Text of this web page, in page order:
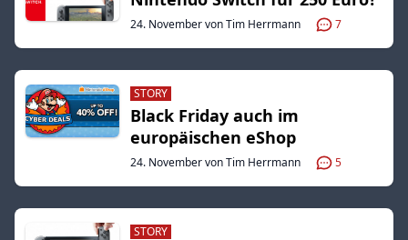
24. November von Tim Herrmann 7
STORY
Black Friday auch im
europäischen eShop
24. November von Tim Herrmann 5
STORY